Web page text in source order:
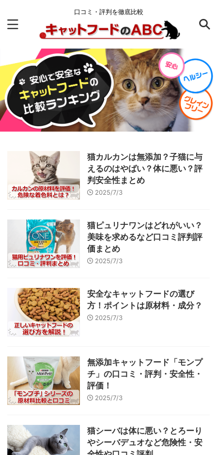
口コミ・評判を徹底比較
猫カルカンは無添加？子猫に与
えるのはやばい？体に悪い？評
判安全性まとめ
2025/7/3
猫ピュリナワンはどれがいい？
美味を求めるなど口コミ評判評
価まとめ
2025/7/3
安全なキャットフードの選び
方！ポイントは原材料・成分？
2025/7/3
無添加キャットフード「モンプ
チ」の口コミ・評判・安全性・
評価！
2025/7/3
猫シーバは体に悪い？とろーり
やシーバデュオなど危険性・安